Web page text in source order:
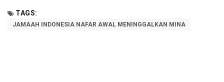
TAGS:
JAMAAH INDONESIA NAFAR AWAL MENINGGALKAN MINA